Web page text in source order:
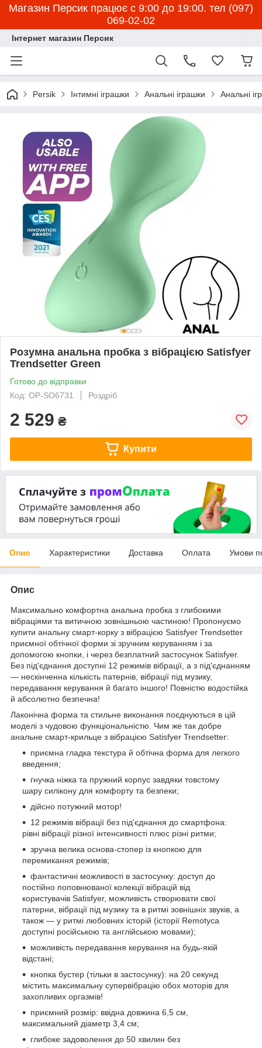
Магазин Персик працює с 9:00 до 19:00. тел (097)
069-02-02
Інтернет магазин Персик
Persik Інтимні іграшки Анальні іграшки Анальні
Розумна анальна пробка з вібрацією Satisfyer
Trendsetter Green
Готово до відправки
Код: OP-SO6731
Роздріб
2 529 ₴
Купити
Опис Характеристики Доставка Оплата Умови
Опис
Максимально комфортна анальна пробка з глибокими
вібраціями та витичною зовнішньою частиною! Пропонуємо
купити анальну смарт-корку з вібрацією Satisfyer Trendsetter
приємної обтічної форми зі зручним керуванням і за
допомогою кнопки, і через безплатний застосунок Satisfyer.
Без під'єднання доступні 12 режимів вібрації, а з під'єднанням
— нескінченна кількість патернів, вібрації під музику,
передавання керування й багато іншого! Повністю водостійка
й абсолютно безпечна!
Лаконічна форма та стильне виконання поєднуються в цій
моделі з чудовою функціональністю. Чим же так добре
анальне смарт-крильце з вібрацією Satisfyer Trendsetter:
приємна гладка текстура й обтічна форма для легкого
введення;
гнучка ніжка та пружний корпус завдяки товстому
шару силікону для комфорту та безпеки;
дійсно потужний мотор!
12 режимів вібрації без під'єднання до смартфона:
рівні вібрації різної інтенсивності плюс різні ритми;
зручна велика основа-стопер із кнопкою для
перемикання режимів;
фантастичні можливості в застосунку: доступ до
постійно поповнюваної колекції вібрацій від
користувачів Satisfyer, можливість створювати свої
патерни, вібрації під музику та в ритмі зовнішніх звуків, а
також — у ритмі любовних історій (історії Remotyca
доступні російською та англійською мовами);
можливість передавання керування на будь-якій
відстані;
кнопка бустер (тільки в застосунку): на 20 секунд
містить максимальну супервібрацію обох моторів для
захопливих оргазмів!
приємний розмір: ввідна довжина 6,5 см,
максимальний діаметр 3,4 см;
глибоке задоволення до 50 хвилин без